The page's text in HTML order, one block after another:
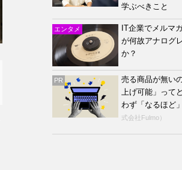
学ぶべきこと
エンタメ
IT企業でメルマ
が何故アナログ
か？
PR
売る商品が無い
上げ可能」って
わず「なるほど
式会社Fulmo）